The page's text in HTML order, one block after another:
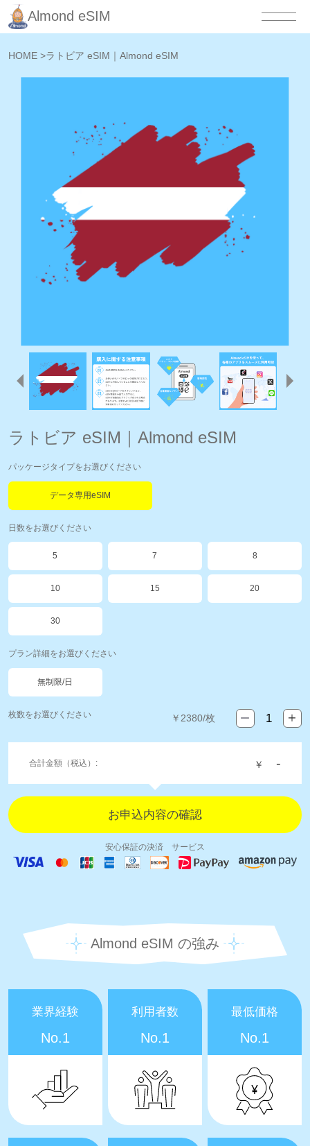
Almond eSIM
HOME >ラトビア eSIM｜Almond eSIM
ラトビア eSIM｜Almond eSIM
パッケージタイプをお選びください
データ専用eSIM
日数をお選びください
5 7 8
10 15 20
30
プラン詳細をお選びください
無制限/日
枚数をお選びください ￥ 2380/枚
合計金額（税込）: ￥ -
安心保証の決済 サービス
Almond eSIM の強み
業界経験
No.1
利用者数
No.1
最低価格
No.1